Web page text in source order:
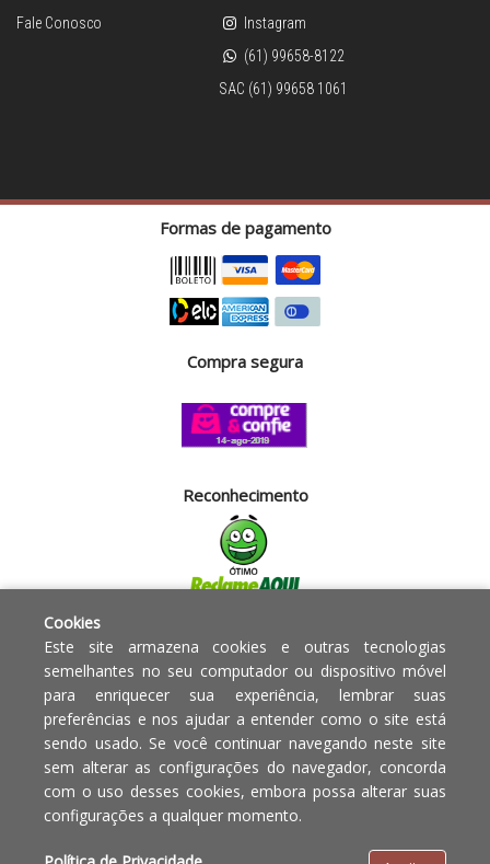
Fale Conosco
Instagram
(61) 99658-8122
SAC (61) 99658 1061
Formas de pagamento
Compra segura
Reconhecimento
Powered by:
Copyright © 2010 - 2017 Razão
social Blumenau - RA OBJETOS PARA
O LAR EIRELI CNPJ -
E loja 33 Asa Sul - Brasília-DF - CEP:
Em caso de divergência de
preços, o valor válido é o do
Cookies
Este site armazena cookies e outras tecnologias
semelhantes no seu computador ou dispositivo móvel
para enriquecer sua experiência, lembrar suas
preferências e nos ajudar a entender como o site está
sendo usado. Se você continuar navegando neste site
sem alterar as configurações do navegador, concorda
com o uso desses cookies, embora possa alterar suas
configurações a qualquer momento.